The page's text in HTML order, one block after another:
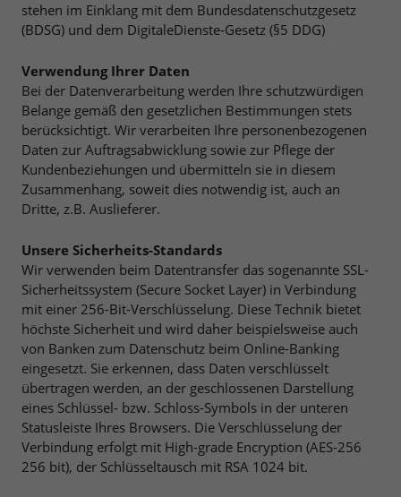
stehen im Einklang mit dem Bundesdatenschutzgesetz
(BDSG) und dem DigitaleDienste-Gesetz (§5 DDG)
Verwendung Ihrer Daten
Bei der Datenverarbeitung werden Ihre schutzwürdigen
Belange gemäß den gesetzlichen Bestimmungen stets
berücksichtigt. Wir verarbeiten Ihre personenbezogenen
Daten zur Auftragsabwicklung sowie zur Pflege der
Kundenbeziehungen und übermitteln sie in diesem
Zusammenhang, soweit dies notwendig ist, auch an
Dritte, z.B. Auslieferer.
Unsere Sicherheits-Standards
Wir verwenden beim Datentransfer das sogenannte SSL-
Sicherheitssystem (Secure Socket Layer) in Verbindung
mit einer 256-Bit-Verschlüsselung. Diese Technik bietet
höchste Sicherheit und wird daher beispielsweise auch
von Banken zum Datenschutz beim Online-Banking
eingesetzt. Sie erkennen, dass Daten verschlüsselt
übertragen werden, an der geschlossenen Darstellung
eines Schlüssel- bzw. Schloss-Symbols in der unteren
Statusleiste Ihres Browsers. Die Verschlüsselung der
Verbindung erfolgt mit High-grade Encryption (AES-256
256 bit), der Schlüsseltausch mit RSA 1024 bit.